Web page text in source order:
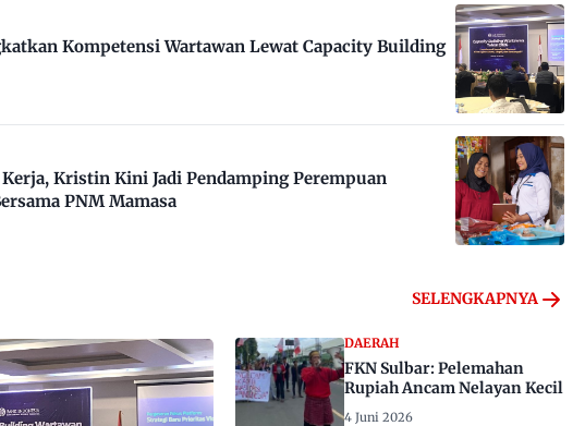
Kompetensi Wartawan Lewat Capacity Building
Kristin Kini Jadi Pendamping Perempuan
PNM Mamasa
SELENGKAPNYA
DAERAH
FKN Sulbar: Pelemahan
Rupiah Ancam Nelayan Kecil
4 Juni 2026